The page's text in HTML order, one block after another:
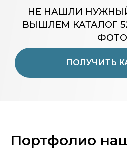
ПОЛУЧИТЬ
НЕ НАШЛИ
ВЫШЛЕМ КАТАЛОГ
ФОТО
Портфолио